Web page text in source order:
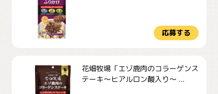
応募する
花畑牧場「エゾ鹿肉のコラーゲンス
テーキ～ヒアルロン酸入り～ ...